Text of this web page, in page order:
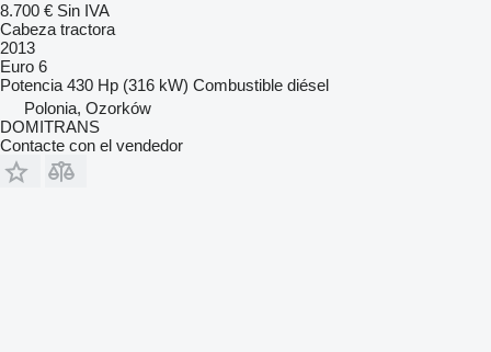
8.700 € Sin IVA
Cabeza tractora
2013
Euro 6
Potencia 430 Hp (316 kW) Combustible diésel
Polonia, Ozorków
DOMITRANS
Contacte con el vendedor